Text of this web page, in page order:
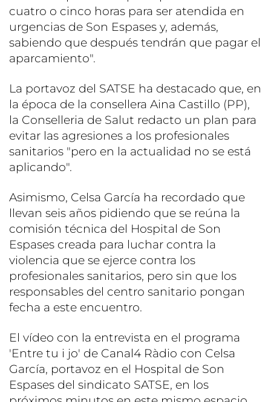
cuatro o cinco horas para ser atendida en
urgencias de Son Espases y, además,
sabiendo que después tendrán que pagar el
aparcamiento".
La portavoz del SATSE ha destacado que, en
la época de la consellera Aina Castillo (PP),
la Conselleria de Salut redacto un plan para
evitar las agresiones a los profesionales
sanitarios "pero en la actualidad no se está
aplicando".
Asimismo, Celsa García ha recordado que
llevan seis años pidiendo que se reúna la
comisión técnica del Hospital de Son
Espases creada para luchar contra la
violencia que se ejerce contra los
profesionales sanitarios, pero sin que los
responsables del centro sanitario pongan
fecha a este encuentro.
El vídeo con la entrevista en el programa
'Entre tu i jo' de Canal4 Ràdio con Celsa
García, portavoz en el Hospital de Son
Espases del sindicato SATSE, en los